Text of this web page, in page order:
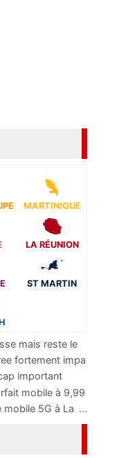
MARTINIQUE
LA RÉUNION
ST MARTIN
mais reste le
...
fortement impa
important
...
mobile à 9,99
5G à La ...